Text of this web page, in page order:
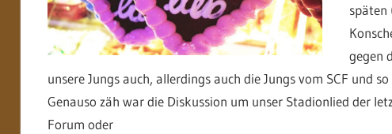
späten
gegen
unsere Jungs auch, allerdings auch die Jungs vom SCF und
Genauso zäh war die Diskussion um unser Stadionlied der
Forum oder